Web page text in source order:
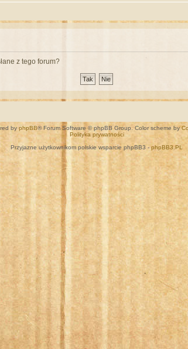
z tego forum?
by phpBB® Forum Software © phpBB Group. Color scheme by
Polityka prywatności
Przyjazne użytkownikom polskie wsparcie phpBB3 -phpBB3.PL